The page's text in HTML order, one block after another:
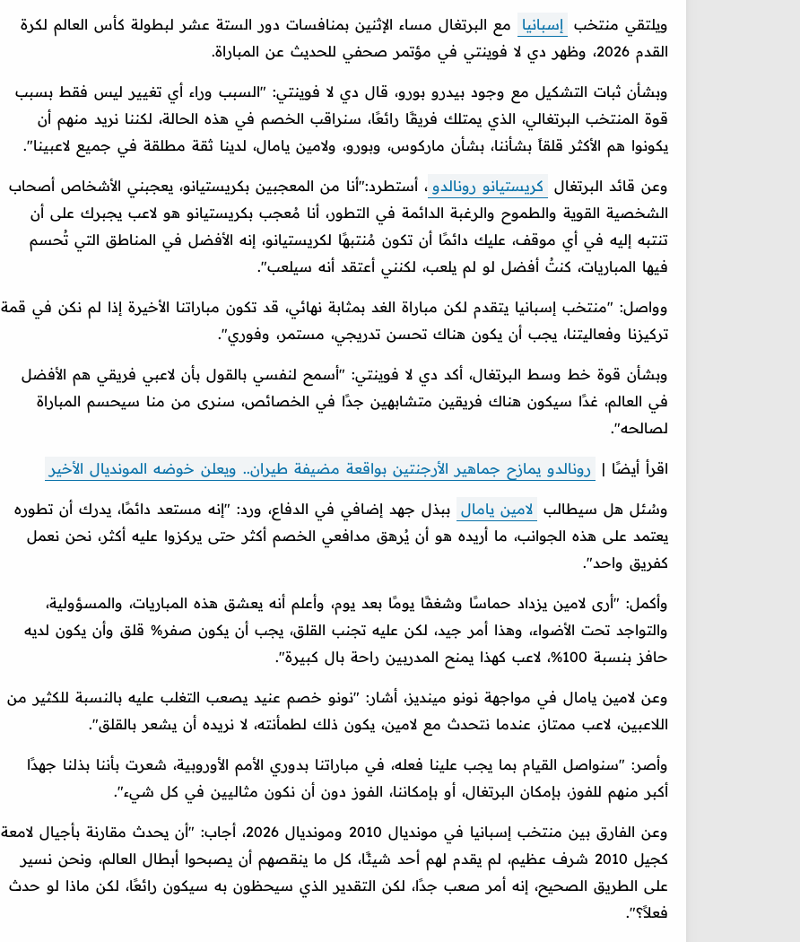
ويلتقي منتخب إسبانيا
مع البرتغال مساء الإثنين بمنافسات دور الستة عشر لبطولة كأس العالم لكرة
القدم 2026، وظهر دي لا فوينتي في مؤتمر صحفي للحديث عن المباراة.
وبشأن ثبات التشكيل مع وجود بيدرو بورو، قال دي لا فوينتي: "السبب وراء أي تغيير ليس فقط بسبب
قوة المنتخب البرتغالي، الذي يمتلك فريقًا رائعًا، سنراقب الخصم في هذه الحالة، لكننا نريد منهم أن
يكونوا هم الأكثر قلقاً بشأننا، بشأن ماركوس، وبورو، ولامين يامال، لدينا ثقة مطلقة في جميع لاعبينا".
وعن قائد البرتغال كريستيانو رونالدو ، أستطرد:"أنا من المعجبين بكريستيانو، يعجبني الأشخاص أصحاب
الشخصية القوية والطموح والرغبة الدائمة في التطور، أنا مُعجب بكريستيانو هو لاعب يجبرك على أن
تنتبه إليه في أي موقف، عليك دائمًا أن تكون مُنتبهًا لكريستيانو، إنه الأفضل في المناطق التي تُحسم
فيها المباريات، كنتُ أفضل لو لم يلعب، لكنني أعتقد أنه سيلعب".
وواصل: "منتخب إسبانيا يتقدم لكن مباراة الغد بمثابة نهائي، قد تكون مباراتنا الأخيرة إذا لم نكن في قمة
تركيزنا وفعاليتنا، يجب أن يكون هناك تحسن تدريجي، مستمر، وفوري".
وبشأن قوة خط وسط البرتغال، أكد دي لا فوينتي: "أسمح لنفسي بالقول بأن لاعبي فريقي هم الأفضل
في العالم، غدًا سيكون هناك فريقين متشابهين جدًا في الخصائص، سنرى من منا سيحسم المباراة
لصالحه".
اقرأ أيضًا | رونالدو يمازح جماهير الأرجنتين بواقعة مضيفة طيران.. ويعلن خوضه المونديال الأخير
وسُئل هل سيطالب لامين يامال ببذل جهد إضافي في الدفاع، ورد: "إنه مستعد دائمًا، يدرك أن تطوره
يعتمد على هذه الجوانب، ما أريده هو أن يُرهق مدافعي الخصم أكثر حتى يركزوا عليه أكثر، نحن نعمل
كفريق واحد".
وأكمل: "أرى لامين يزداد حماسًا وشغفًا يومًا بعد يوم، وأعلم أنه يعشق هذه المباريات، والمسؤولية،
والتواجد تحت الأضواء، وهذا أمر جيد، لكن عليه تجنب القلق، يجب أن يكون صفر% قلق وأن يكون لديه
حافز بنسبة 100%، لاعب كهذا يمنح المدربين راحة بال كبيرة".
وعن لامين يامال في مواجهة نونو مينديز، أشار: "نونو خصم عنيد يصعب التغلب عليه بالنسبة للكثير من
اللاعبين، لاعب ممتاز، عندما نتحدث مع لامين، يكون ذلك لطمأنته، لا نريده أن يشعر بالقلق".
وأصر: "سنواصل القيام بما يجب علينا فعله، في مباراتنا بدوري الأمم الأوروبية، شعرت بأننا بذلنا جهدًا
أكبر منهم للفوز، بإمكان البرتغال، أو بإمكاننا، الفوز دون أن نكون مثاليين في كل شيء".
وعن الفارق بين منتخب إسبانيا في مونديال 2010 ومونديال 2026، أجاب: "أن يحدث مقارنة بأجيال لامعة
كجيل 2010 شرف عظيم، لم يقدم لهم أحد شيئًا، كل ما ينقصهم أن يصبحوا أبطال العالم، ونحن نسير
على الطريق الصحيح، إنه أمر صعب جدًا، لكن التقدير الذي سيحظون به سيكون رائعًا، لكن ماذا لو حدث
فعلاً؟".